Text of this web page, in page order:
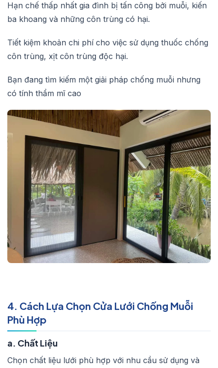
Hạn chế thấp nhất gia đình bị tấn công bởi muỗi, kiến
ba khoang và những côn trùng có hại.
Tiết kiệm khoản chi phí cho việc sử dụng thuốc chống
côn trùng, xịt côn trùng độc hại.
Bạn đang tìm kiếm một giải pháp chống muỗi nhưng
có tính thẩm mĩ cao
4. Cách Lựa Chọn Cửa Lưới Chống Muỗi
Phù Hợp
a. Chất Liệu
Chọn chất liệu lưới phù hợp với nhu cầu sử dụng và